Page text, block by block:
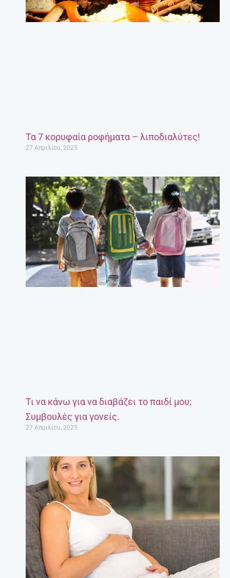
Τα 7 κορυφαία ροφήματα – λιποδιαλύτες!
27 Απριλίου, 2025
Τι να κάνω για να διαβάζει το παιδί μου;
Συμβουλές για γονείς.
27 Απριλίου, 2025